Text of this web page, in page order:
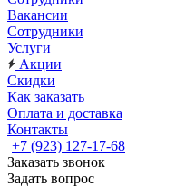
Вакансии
Сотрудники
Услуги
Акции
Скидки
Как заказать
Оплата и доставка
Контакты
+7 (923) 127-17-68
Заказать звонок
Задать вопрос